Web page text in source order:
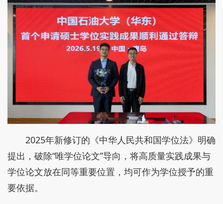
2025年新修订的《中华人民共和国学位法》明确
提出，破除“唯学位论文”导向，将高质量实践成果与
学位论文放在同等重要位置，均可作为学位授予的重
要依据。